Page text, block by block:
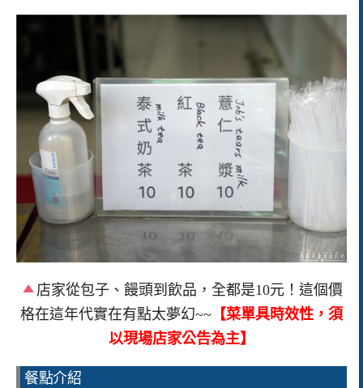
店家從包子、饅頭到飲品，全都是10元！這個價
格在這年代實在有點太夢幻~~ 【菜單具時效性，須
以現場店家公告為主】
餐點介紹